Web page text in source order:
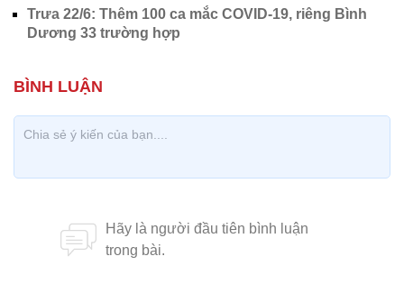
Trưa 22/6: Thêm 100 ca mắc COVID-19, riêng Bình
Dương 33 trường hợp